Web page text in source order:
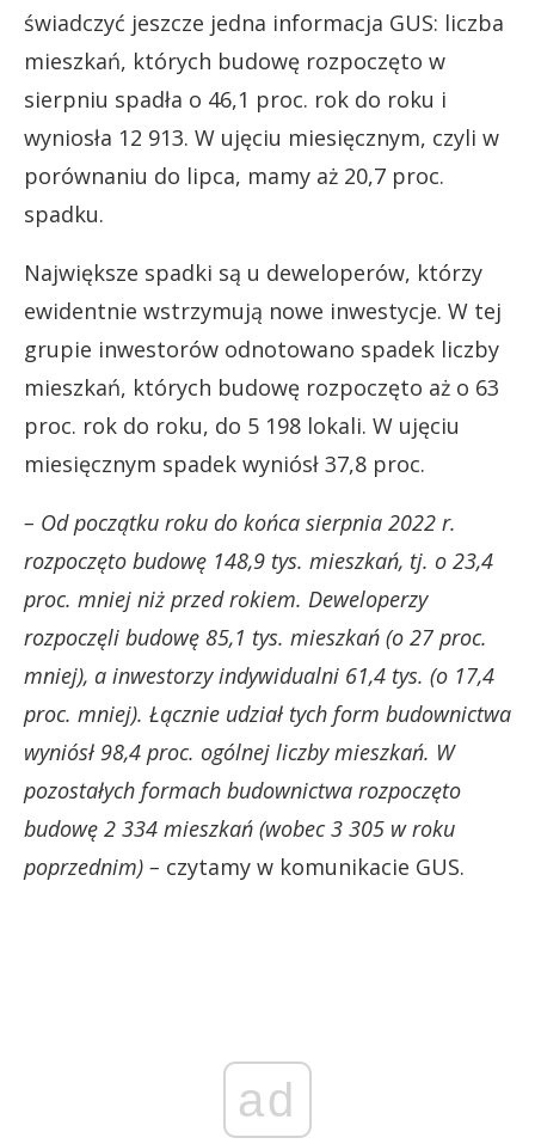
świadczyć jeszcze jedna informacja GUS: liczba
mieszkań, których budowę rozpoczęto w
sierpniu spadła o 46,1 proc. rok do roku i
wyniosła 12 913. W ujęciu miesięcznym, czyli w
porównaniu do lipca, mamy aż 20,7 proc.
spadku.
Największe spadki są u deweloperów, którzy
ewidentnie wstrzymują nowe inwestycje. W tej
grupie inwestorów odnotowano spadek liczby
mieszkań, których budowę rozpoczęto aż o 63
proc. rok do roku, do 5 198 lokali. W ujęciu
miesięcznym spadek wyniósł 37,8 proc.
– Od początku roku do końca sierpnia 2022 r.
rozpoczęto budowę 148,9 tys. mieszkań, tj. o 23,4
proc. mniej niż przed rokiem. Deweloperzy
rozpoczęli budowę 85,1 tys. mieszkań (o 27 proc.
mniej), a inwestorzy indywidualni 61,4 tys. (o 17,4
proc. mniej). Łącznie udział tych form budownictwa
wyniósł 98,4 proc. ogólnej liczby mieszkań. W
pozostałych formach budownictwa rozpoczęto
budowę 2 334 mieszkań (wobec 3 305 w roku
poprzednim) – czytamy w komunikacie GUS.
ad